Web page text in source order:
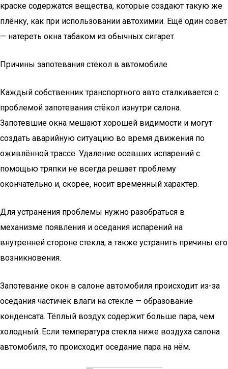
краске содержатся вещества, которые создают такую же
плёнку, как при использовании автохимии. Ещё один совет
— натереть окна табаком из обычных сигарет.
Причины запотевания стёкол в автомобиле
Каждый собственник транспортного авто сталкивается с
проблемой запотевания стёкол изнутри салона.
Запотевшие окна мешают хорошей видимости и могут
создать аварийную ситуацию во время движения по
оживлённой трассе. Удаление осевших испарений с
помощью тряпки не всегда решает проблему
окончательно и, скорее, носит временный характер.
Для устранения проблемы нужно разобраться в
механизме появления и оседания испарений на
внутренней стороне стекла, а также устранить причины его
возникновения.
Запотевание окон в салоне автомобиля происходит из-за
оседания частичек влаги на стекле — образование
конденсата. Тёплый воздух содержит больше пара, чем
холодный. Если температура стекла ниже воздуха салона
автомобиля, то происходит оседание пара на нём.